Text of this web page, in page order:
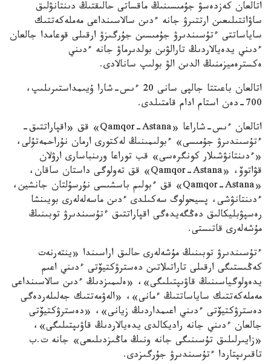
اتالعان كەزدەسۋ جۇمىسىنىڭ ماقساتى حالىقتىڭ دىنتانۋلىق
ساۋاتتىلىعىن ارتتىرۋ جانە ءدىن سالاسىنداعى مەملەكەتتىك
ساياساتتى ءتۇسىندىرۋ جۇمىسىن جۇرگىزۋ ارقىلى قوعامدا جالعان
ءدىني يدەيالاردىڭ تارالۋىن بولدىرماۋ جانە ءدىني
ەكسترەميزمنىڭ الدىن الۋ بولىپ سانالادى.
اتالعان باعىتتا جالپى سانى 20 ءىس-شارا ۇيىمداستىرىلىپ،
700-دەن استام ادام قامتىلدى.
اتالعان ءىس-شاراعا «Qamqor-Astana» قق «اقپاراتتىق-
ءتۇسىندىرۋ جۇمىسى» ءبولىمىنىڭ لەكتورى ارمان نۇراحمەتۇلى،
«ءدىنتانۋشىلار كونگرەسى» قب توراعا ورىنباسارى ارۋلان
قۋاتوۆ، «Qamqor-Astana» قق تەولوگى داستان ساقان،
«Qamqor-Astana» قق ءبولىم باسشىسى نۇرسۇلتان جانشين،
ءدىنتانۋشى، پسيحولوگ سەكىلدى ءدىن ماسەلەلەرى بويىنشا
رەسپۋبليكالىق دەڭگەيدەگى اقپاراتتىق ءتۇسىندىرۋ توبىنىڭ
مۇشەلەرى قاتىستى.
ءتۇسىندىرۋ توبىنىڭ مۇشەلەرى حالىق اراسىندا «ينتەرنەت
كەڭىستىگى ارقىلى تاراتىلاتىن دەسترۋكتيۆتى ءدىني اعىم
يدەولوگياسىنىڭ قاۋىپتىلىگى»، «ەلىمىزدىڭ ءدىن سالاسىنداعى
مەملەكەتتىك ساياساتتىڭ ءمانى»، «الەۋمەتتىك جەلىلەردەگى
دەسترۋكتيۆتى ءدىني اعىمداردىڭ زيانى»، «دەسترۋكتيۆتى
جالعان ءدىني جانە راديكالدى يدەيالاردىڭ قاۋىپتىلىگى»،
«زايىرلىلىق تۇسىنىگى جانە ونىڭ ماڭىزدىلىعى» جانە ت.ب
تاقىرىپتاردا ءتۇسىندىرۋ جۇرگىزدى.